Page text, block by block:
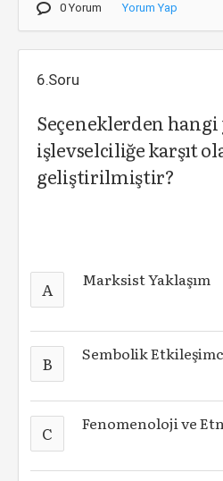
0 Yorum Yorum Yap
6.Soru
Seçeneklerden hangi
işlevselciliğe karşıt
geliştirilmiştir?
A Marksist Yaklaşım
B Sembolik
C Fenomenoloji ve